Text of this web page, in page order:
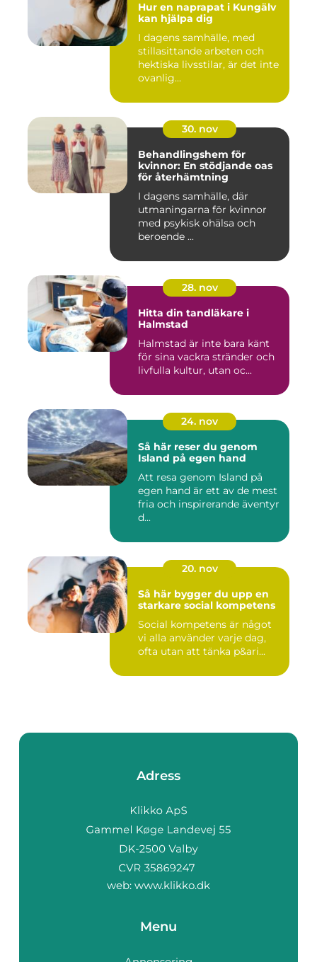
Hur en naprapat i Kungälv
kan hjälpa dig
I dagens samhälle, med
stillasittande arbeten och
hektiska livsstilar, är det inte
ovanlig...
30. nov
Behandlingshem för
kvinnor: En stödjande oas
för återhämtning
I dagens samhälle, där
utmaningarna för kvinnor
med psykisk ohälsa och
beroende ...
28. nov
Hitta din tandläkare i
Halmstad
Halmstad är inte bara känt
för sina vackra stränder och
livfulla kultur, utan oc...
24. nov
Så här reser du genom
Island på egen hand
Att resa genom Island på
egen hand är ett av de mest
fria och inspirerande äventyr
d...
20. nov
Så här bygger du upp en
starkare social kompetens
Social kompetens är något
vi alla använder varje dag,
ofta utan att tänka p&ari...
Adress
web: www.klikko.dk
Menu